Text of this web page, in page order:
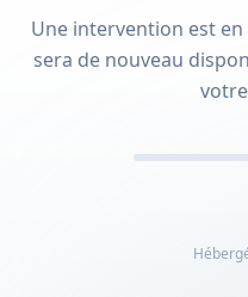
Une intervention est
sera de nouveau